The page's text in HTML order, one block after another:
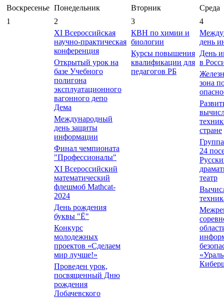
Воскресенье Понедельник Вторник
Среда
1
2
XI Всероссийская
научно-практическая
конференция
Открытый урок на
базе Учебного
полигона
эксплуатационного
вагонного депо
Дема
Международный
день защиты
информации
Финал чемпионата
"Профессионалы"
XI Всероссийский
математический
флешмоб Mathcat-
2024
День рождения
буквы "Ё"
Конкурс
молодежных
проектов «Сделаем
мир лучше!»
Проведен урок,
посвященный Дню
рождения
Лобачевского
3
КВН по химии и
биологии
Курсы повышения
квалификации для
педагогов РБ
4
день
День
в
зона
стране
24
театр